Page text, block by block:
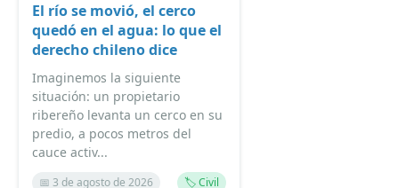
El río se movió, el cerco
quedó en el agua: lo que el
derecho chileno dice
Imaginemos la siguiente
situación: un propietario
ribereño levanta un cerco en su
predio, a pocos metros del
cauce activ...
📅 3 de agosto de 2026 🏷️ Civil